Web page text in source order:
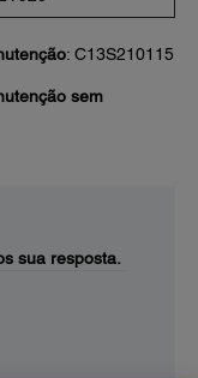
: C13S210115
sem
sua resposta.